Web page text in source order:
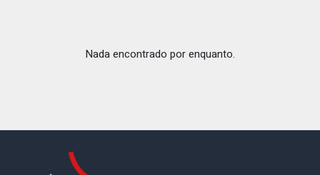
Nada encontrado por enquanto.